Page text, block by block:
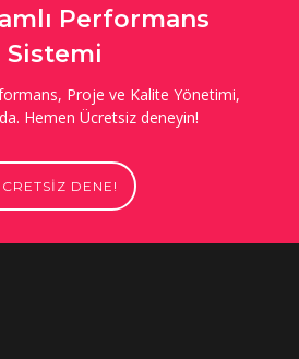
Performans
Sistemi
Proje ve Kalite Yönetimi,
Hemen Ücretsiz deneyin!
DENE!